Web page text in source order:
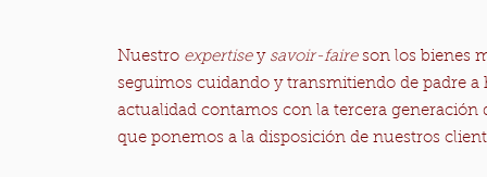
Nuestro expertisey savoir-faireson los bienes
seguimos cuidando y transmitiendo de padre a
actualidad contamos con la tercera generación
que ponemos a la disposición de nuestros